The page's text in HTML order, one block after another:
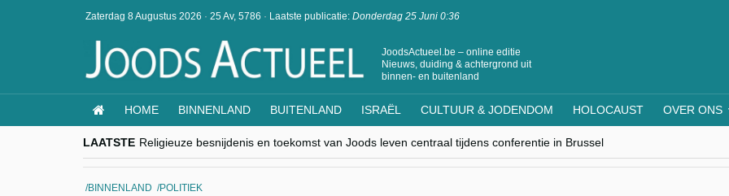
Zaterdag 8 Augustus 2026 · 25 Av, 5786 · Laatste publicatie: Donderdag 25 Juni 0:36
JoodsActueel.be – online editie
Nieuws, duiding & achtergrond uit
binnen- en buitenland
HOME BINNENLAND BUITENLAND ISRAËL CULTUUR & JODENDOM HOLOCAUST OVER ONS
LAATSTE Religieuze besnijdenis en toekomst van Joods leven centraal tijdens conferentie in Brussel
“Besnijdenisdebat toont hoe moeilijk seculiere Westen minderheden begrijpt”, Jinnih Beels (Vooruit)
CITYTRIP | ROEMENIË – Boekarest: de verrassing van Oost-Europa
“Vandaag zit elke Jood in België op de beklaagdenbank”
BINNENLAND POLITIEK